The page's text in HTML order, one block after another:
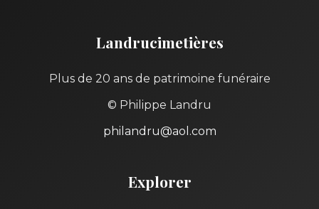
Landrucimetières
Plus de 20 ans de patrimoine funéraire
© Philippe Landru
philandru@aol.com
Explorer